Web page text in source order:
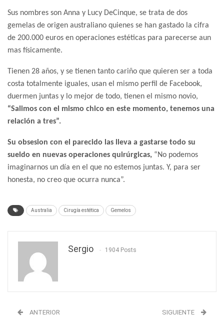
Sus nombres son Anna y Lucy DeCinque, se trata de dos
gemelas de origen australiano quienes se han gastado la cifra
de 200.000 euros en operaciones estéticas para parecerse aun
mas físicamente.
Tienen 28 años, y se tienen tanto cariño que quieren ser a toda
costa totalmente iguales, usan el mismo perfil de Facebook,
duermen juntas y lo mejor de todo, tienen el mismo novio,
“Salimos con el mismo chico en este momento, tenemos una
relación a tres”.
Su obsesion con el parecido las lleva a gastarse todo su
sueldo en nuevas operaciones quirúrgicas, “No podemos
imaginarnos un día en el que no estemos juntas. Y, para ser
honesta, no creo que ocurra nunca”.
Australia Cirugía estética Gemelos
Sergio 1904 Posts
ANTERIOR SIGUIENTE